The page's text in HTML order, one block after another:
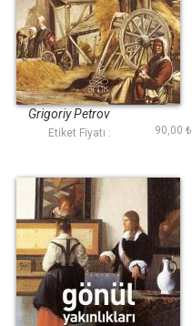
Beyaz Zambaklar
Ülkesinde (Antik
Dünya Klasikleri)
Grigoriy Petrov
Etiket Fiyatı : 90,00 ₺